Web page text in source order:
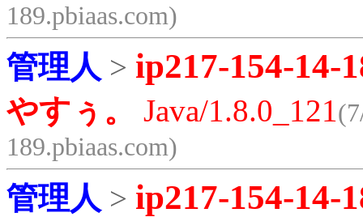
189.pbiaas.com)
管理人 > ip217-154-14-
やすぅ。 Java/1.8.0_121
189.pbiaas.com)
管理人 > ip217-154-14-